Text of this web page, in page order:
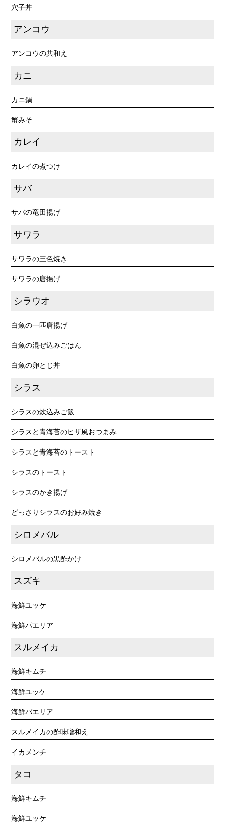
穴子丼
アンコウ
アンコウの共和え
カニ
カニ鍋
蟹みそ
カレイ
カレイの煮つけ
サバ
サバの竜田揚げ
サワラ
サワラの三色焼き
サワラの唐揚げ
シラウオ
白魚の一匹唐揚げ
白魚の混ぜ込みごはん
白魚の卵とじ丼
シラス
シラスの炊込みご飯
シラスと青海苔のピザ風おつまみ
シラスと青海苔のトースト
シラスのトースト
シラスのかき揚げ
どっさりシラスのお好み焼き
シロメバル
シロメバルの黒酢かけ
スズキ
海鮮ユッケ
海鮮パエリア
スルメイカ
海鮮キムチ
海鮮ユッケ
海鮮パエリア
スルメイカの酢味噌和え
イカメンチ
タコ
海鮮キムチ
海鮮ユッケ